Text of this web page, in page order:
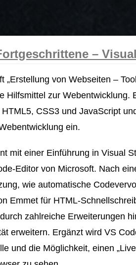
–
„Erstellung von Webseiten –
Hilfsmittel zur Webentwicklung.
CSS3 und JavaScript
ein.
mit einer Einführung in Visual
Editor von Microsoft. Nach
wie automatische
Emmet für HTML-
zahlreiche Erweiterungen
erweitern. Ergänzt wird VS
und die Möglichkeit, einen